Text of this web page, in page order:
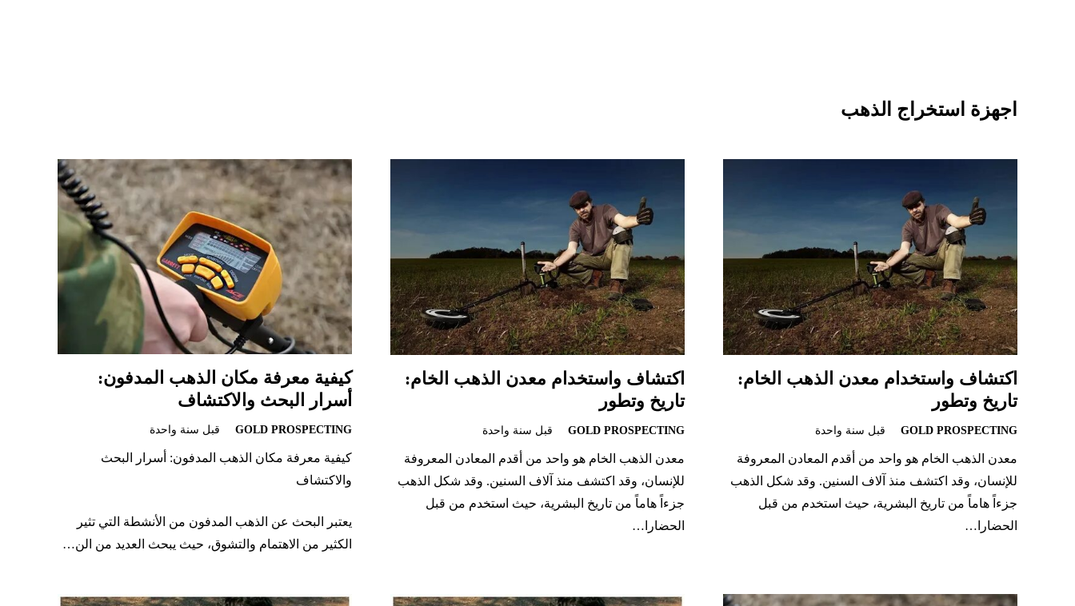
اجهزة استخراج الذهب
اكتشاف واستخدام معدن الذهب الخام:
تاريخ وتطور
GOLD PROSPECTING قبل سنة واحدة
معدن الذهب الخام هو واحد من أقدم المعادن المعروفة
للإنسان، وقد اكتشف منذ آلاف السنين. وقد شكل الذهب
جزءاً هاماً من تاريخ البشرية، حيث استخدم من قبل
الحضارا…
اكتشاف واستخدام معدن الذهب الخام:
تاريخ وتطور
GOLD PROSPECTING قبل سنة واحدة
معدن الذهب الخام هو واحد من أقدم المعادن المعروفة
للإنسان، وقد اكتشف منذ آلاف السنين. وقد شكل الذهب
جزءاً هاماً من تاريخ البشرية، حيث استخدم من قبل
الحضارا…
كيفية معرفة مكان الذهب المدفون:
أسرار البحث والاكتشاف
GOLD PROSPECTING قبل سنة واحدة
كيفية معرفة مكان الذهب المدفون: أسرار البحث
والاكتشاف
يعتبر البحث عن الذهب المدفون من الأنشطة التي تثير
الكثير من الاهتمام والتشوق، حيث يبحث العديد من الن…